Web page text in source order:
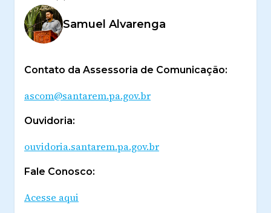
Samuel Alvarenga
Contato da Assessoria de Comunicação:
ascom@santarem.pa.gov.br
Ouvidoria:
ouvidoria.santarem.pa.gov.br
Fale Conosco:
Acesse aqui